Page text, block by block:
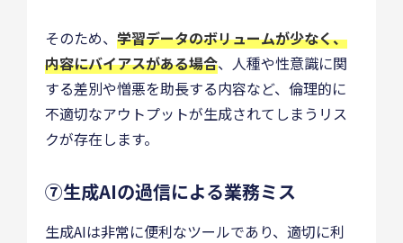
そのため、 学習データのボリュームが少なく、
内容にバイアスがある場合、人種や性意識に関
する差別や憎悪を助長する内容など、倫理的に
不適切なアウトプットが生成されてしまうリス
クが存在します。
⑦生成AIの過信による業務ミス
生成AIは非常に便利なツールであり、適切に利